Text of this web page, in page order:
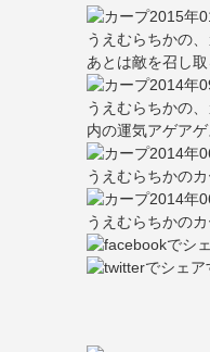
2015年
うえむらちかの
あとは敵を召し
2014年
うえむらちかの
内の運気アゲア
2014年
うえむらちかの
2014年
うえむらちかの